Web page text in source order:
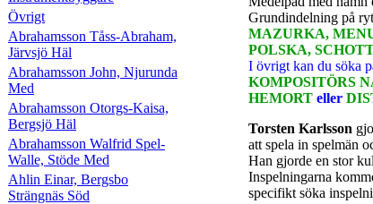
Övrigt
Abrahamsson Tåss-Abraham,
Järvsjö Häl
Abrahamsson John, Njurunda
Med
Abrahamsson Otorgs-Kaisa,
Bergsjö Häl
Abrahamsson Walfrid Spel-
Walle, Stöde Med
Ahlin Einar, Bergsbo
Strängnäs Söd
Grundindelning på
MAZURKA,
POLSKA,
I övrigt kan du söka
KOMPOSITÖRS
HEMORT eller
Torsten Karlsson
att spela in spelmän
Han gjorde en stor
Inspelningarna
specifikt söka